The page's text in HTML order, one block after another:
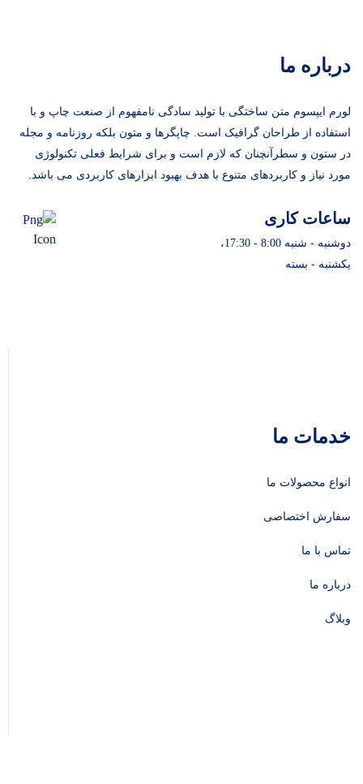
درباره ما
لورم ایپسوم متن ساختگی با تولید سادگی نامفهوم از صنعت چاپ و با
استفاده از طراحان گرافیک است. چاپگرها و متون بلکه روزنامه و مجله
در ستون و سطرآنچنان که لازم است و برای شرایط فعلی تکنولوژی
مورد نیاز و کاربردهای متنوع با هدف بهبود ابزارهای کاربردی می باشد.
ساعات کاری
دوشنبه - شنبه 8:00 - 17:30،
یکشنبه - بسته
خدمات ما
انواع محصولات ما
سفارش اختصاصی
تماس با ما
درباره ما
وبلاگ